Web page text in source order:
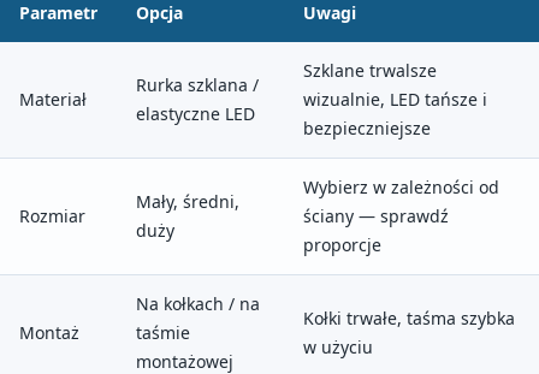
Parametr Opcja Uwagi
Materiał
Rurka szklana /
elastyczne LED
Szklane trwalsze
wizualnie, LED tańsze i
bezpieczniejsze
Rozmiar
Mały, średni,
duży
Wybierz w zależności od
ściany — sprawdź
proporcje
Montaż
Na kołkach / na
taśmie
montażowej
Kołki trwałe, taśma szybka
w użyciu